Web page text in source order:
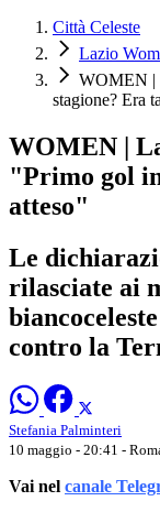
Città Celeste
Lazio
WOMEN |
stagione? Era
WOMEN |
"Primo gol
atteso"
Le
rilasciate ai
contro la
Stefania Palminteri
10 maggio - 20:41 -
Vai nel canale